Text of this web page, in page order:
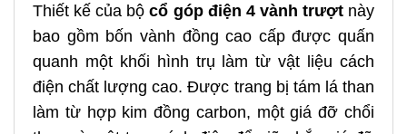
Thiết kế của bộcổ góp điện 4 vành trượtnày
bao gồm bốn vành đồng cao cấp được quấn
quanh một khối hình trụ làm từ vật liệu cách
điện chất lượng cao. Được trang bị tám lá than
làm từ hợp kim đồng carbon, một giá đỡ chổi